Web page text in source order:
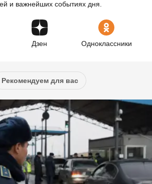
и важнейших событиях дня.
Дзен Одноклассники
Рекомендуем для вас